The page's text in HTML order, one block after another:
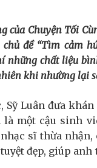
Chuyện Tối
đề “Tìm cảm
những chất liệu
khi nhường lại
Sỹ Luân đưa
là một cậu sinh
sĩ thừa
đẹp, giúp